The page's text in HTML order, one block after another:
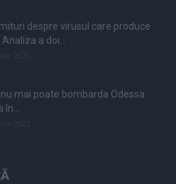
despre virusul care produce
Analiza a doi...
nu mai poate bombarda Odessa
în...